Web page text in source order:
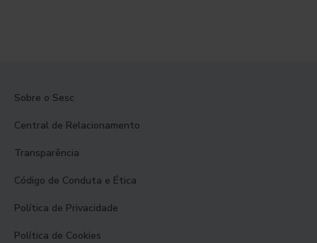
Sobre o Sesc
Central de Relacionamento
Transparência
Código de Conduta e Ética
Política de Privacidade
Política de Cookies